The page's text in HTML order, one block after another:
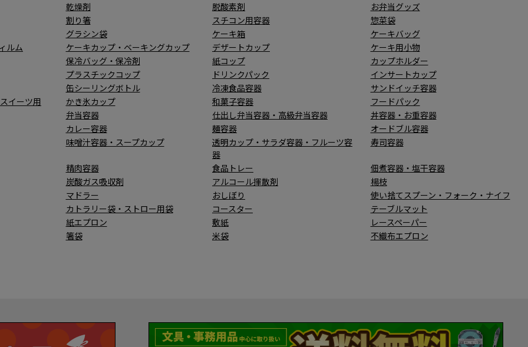
乾燥剤
脱酸素剤
お弁当グッズ
割り箸
スチコン用容器
惣菜袋
グラシン袋
ケーキ箱
ケーキバッグ
ルム
ケーキカップ・ベーキングカップ デザートカップ
ケーキ用小物
保冷バッグ・保冷剤
紙コップ
カップホルダー
プラスチックコップ
ドリンクパック
インサートカップ
缶シーリングボトル
冷凍食品容器
サンドイッチ容器
イーツ用
かき氷カップ 和菓子容器
フードパック
弁当容器
仕出し弁当容器・高級弁当容器
丼容器・お重容器
カレー容器
麺容器
オードブル容器
味噌汁容器・スープカップ
透明カップ・サラダ容器・フルーツ容
器
寿司容器
精肉容器 食品トレー
佃煮容器・塩干容器
炭酸ガス吸収剤
アルコール揮散剤
楊枝
マドラー
おしぼり
使い捨てスプーン・フォーク・ナイフ
カトラリー袋・ストロー用袋
コースター
テーブルマット
紙エプロン
敷紙
レースペーパー
箸袋
米袋 不織布エプロン